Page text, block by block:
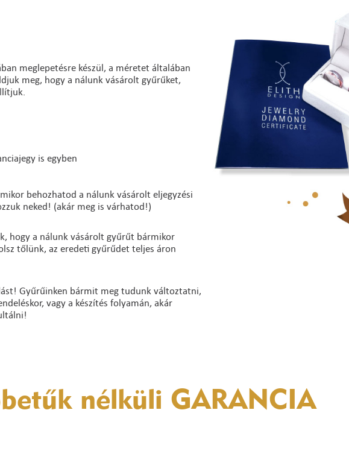
meglepetésre készül, a méretet általában
meg, hogy a nálunk vásárolt gyűrűket,
is egyben
behozhatod a nálunk vásárolt eljegyzési
neked! (akár meg is várhatod!)
hogy a nálunk vásárolt gyűrűt bármikor
tőlünk, az eredeti gyűrűdet teljes áron
Gyűrűinken bármit meg tudunk változtatni,
vagy a készítés folyamán, akár
nélküli GARANCIA